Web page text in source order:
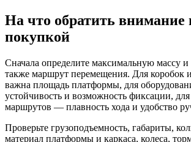
На что обратить внимание
покупкой
Сначала определите максимальную массу и
также маршрут перемещения. Для коробок
важна площадь платформы, для
устойчивость и возможность фиксации,
маршрутов — плавность хода и удобство
Проверьте грузоподъемность, габариты,
материал платформы и каркаса, колеса,